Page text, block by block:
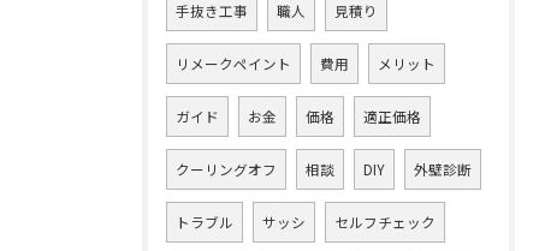
手抜き工事 職人 見積り
リメークペイント 費用 メリット
ガイド お金 価格 適正価格
クーリングオフ 相談 DIY 外壁診断
トラブル サッシ セルフチェック